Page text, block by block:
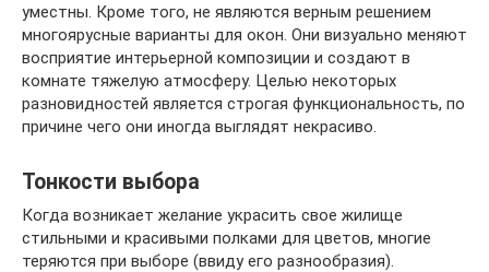
уместны. Кроме того, не являются верным решением
многоярусные варианты для окон. Они визуально меняют
восприятие интерьерной композиции и создают в
комнате тяжелую атмосферу. Целью некоторых
разновидностей является строгая функциональность, по
причине чего они иногда выглядят некрасиво.
Тонкости выбора
Когда возникает желание украсить свое жилище
стильными и красивыми полками для цветов, многие
теряются при выборе (ввиду его разнообразия).